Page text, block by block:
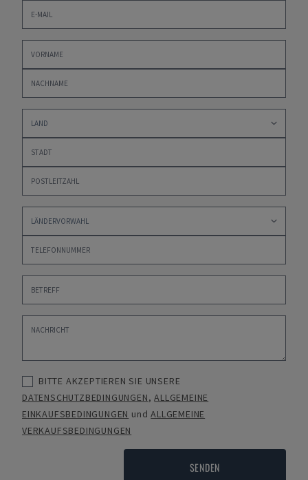
BITTE AKZEPTIEREN SIE UNSERE
DATENSCHUTZBEDINGUNGEN,ALLGEMEINE
EINKAUFSBEDINGUNGEN undALLGEMEINE
VERKAUFSBEDINGUNGEN
SENDEN